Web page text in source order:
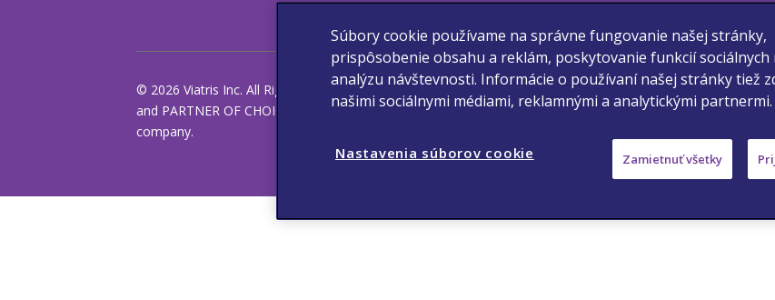
© 2026 Viatris Inc. All Rights Reserved. VIATRIS, the Viatris Logo is trademarked
and PARTNER OF CHOICE is a registered trademark of Mylan Inc., a Viatris
company.
Súbory cookie používame na správne fungovanie našej stránky,
prispôsobenie obsahu a reklám, poskytovanie funkcií sociálnych
analýzu návštevnosti. Informácie o používaní našej stránky tiež
našimi sociálnymi médiami, reklamnými a analytickými partnermi.
Zamietnuť všetky
Nastavenia súborov cookie